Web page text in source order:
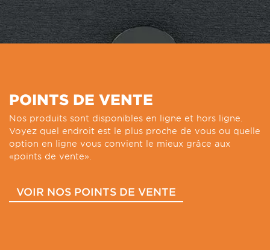
POINTS DE VENTE
Nos produits sont disponibles en ligne et hors ligne.
Voyez quel endroit est le plus proche de vous ou quelle
option en ligne vous convient le mieux grâce aux
«points de vente».
VOIR NOS POINTS DE VENTE